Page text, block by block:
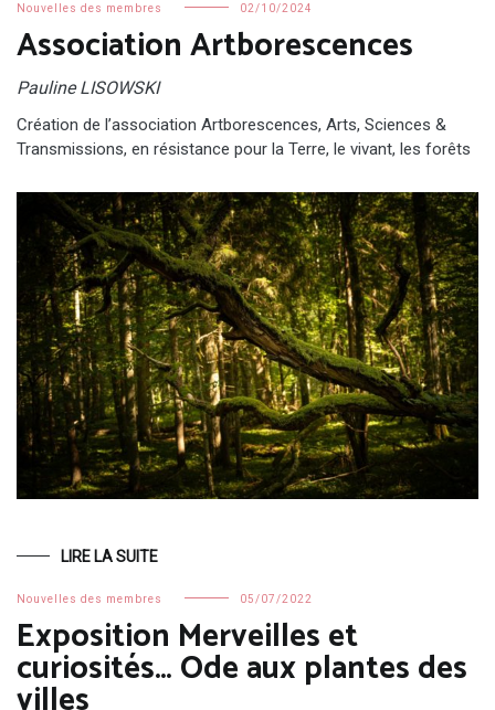
Nouvelles des membres 02/10/2024
Association Artborescences
Pauline LISOWSKI
Création de l’association Artborescences, Arts, Sciences &
Transmissions, en résistance pour la Terre, le vivant, les forêts
LIRE LA SUITE
Nouvelles des membres 05/07/2022
Exposition Merveilles et
curiosités… Ode aux plantes des